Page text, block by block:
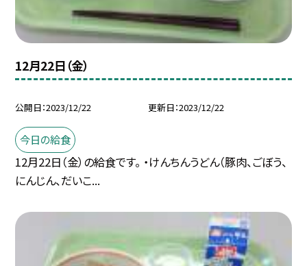
12月22日（金）
公開日 2023/12/22 更新日 2023/12/22
今日の給食
12月22日（金）の給食です。 ・けんちんうどん（豚肉、ごぼう、
にんじん、だいこ...